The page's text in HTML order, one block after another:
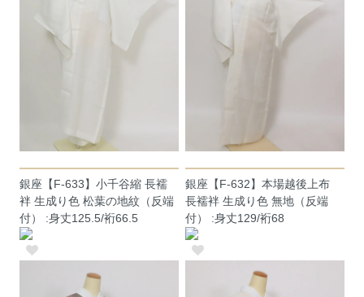
銀座【F-633】小千谷縮 長襦
袢 生成り色 松葉の地紋（反端
付） :身丈125.5/裄66.5
銀座【F-632】本場越後上布
長襦袢 生成り色 無地（反端
付） :身丈129/裄68